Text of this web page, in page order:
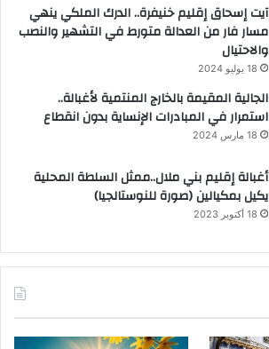
آيت إسحاق إقليم خنيفرة.. الدرك الملكي ينهي
مسار فار من العدالة متورط في التشهير والنصب
والاحتيال
18 يوليو 2024
الجالية المقيمة بالخارج المنتمية لأغبالة..
استمرار في المبادرات الإنساية بدون انقطاع
18 مارس 2024
أغبالة إقليم بني ملال..ممثل السلطة المحلية
يكيل بمكيالين (صورة للنوستالجيا)
18 أكتوبر 2023